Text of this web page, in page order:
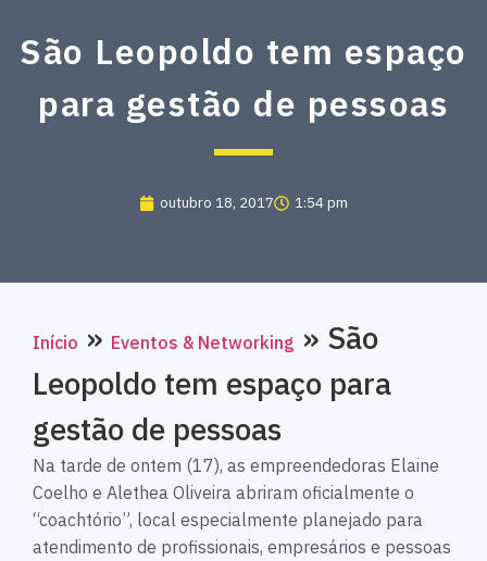
São Leopoldo tem espaço
para gestão de pessoas
outubro 18, 2017 1:54 pm
Início » Eventos & Networking » São
Leopoldo tem espaço para
gestão de pessoas
Na tarde de ontem (17), as empreendedoras Elaine
Coelho e Alethea Oliveira abriram oficialmente o
“coachtório”, local especialmente planejado para
atendimento de profissionais, empresários e pessoas